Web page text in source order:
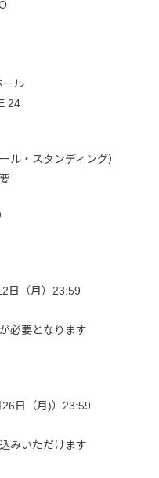
ール
24
ル・スタンディング）
日（月）23:59
必要となります
日（月)）23:59
みいただけます